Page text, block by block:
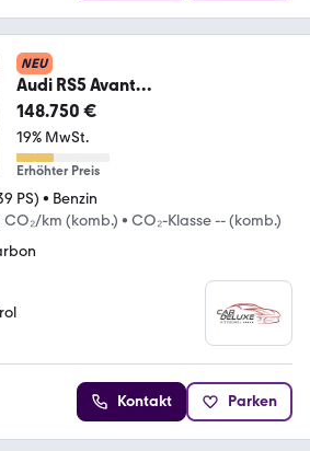
NEU
Audi RS5 Avant
Facelift/Carbon/CeramicBrake/S
tock
148.750 €
19% MwSt.
Erhöhter Preis
PS) • Benzin
CO₂/km (komb.) • CO₂-Klasse -- (komb.)
Kontakt Parken